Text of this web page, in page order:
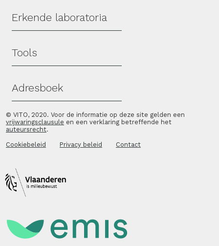
Erkende laboratoria
Tools
Adresboek
© VITO, 2020. Voor de informatie op deze site gelden een
vrijwaringsclausule en een verklaring betreffende het
auteursrecht.
Cookiebeleid Privacy beleid Contact